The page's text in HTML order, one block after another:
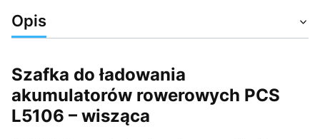
Opis
Szafka do ładowania
akumulatorów rowerowych PCS
L5106 – wisząca